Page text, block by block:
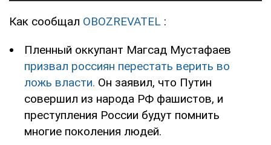
Как сообщал OBOZREVATEL :
Пленный оккупант Магсад Мустафаев
призвал россиян перестать верить во
ложь власти. Он заявил, что Путин
совершил из народа РФ фашистов, и
преступления России будут помнить
многие поколения людей.